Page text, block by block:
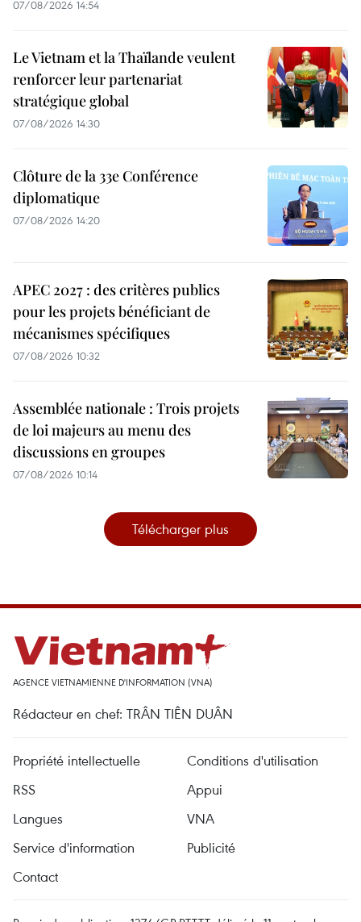
07/08/2026 14:54
Le Vietnam et la Thaïlande veulent
renforcer leur partenariat
stratégique global
07/08/2026 14:30
Clôture de la 33e Conférence
diplomatique
07/08/2026 14:20
APEC 2027 : des critères publics
pour les projets bénéficiant de
mécanismes spécifiques
07/08/2026 10:32
Assemblée nationale : Trois projets
de loi majeurs au menu des
discussions en groupes
07/08/2026 10:14
Télécharger plus
AGENCE VIETNAMIENNE D'INFORMATION (VNA)
Rédacteur en chef: TRÂN TIÊN DUÂN
Propriété intellectuelle
Conditions d'utilisation
RSS
Appui
Langues
VNA
Service d'information
Publicité
Contact